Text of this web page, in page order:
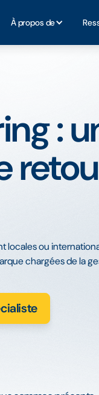
À propos de
:
locales ou
chargées de la